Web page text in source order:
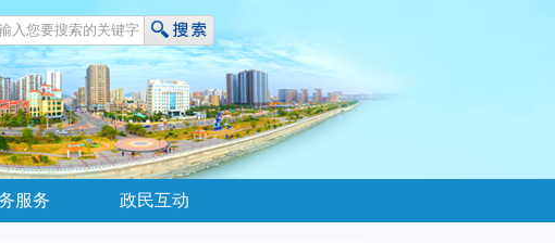
服务 政民互动